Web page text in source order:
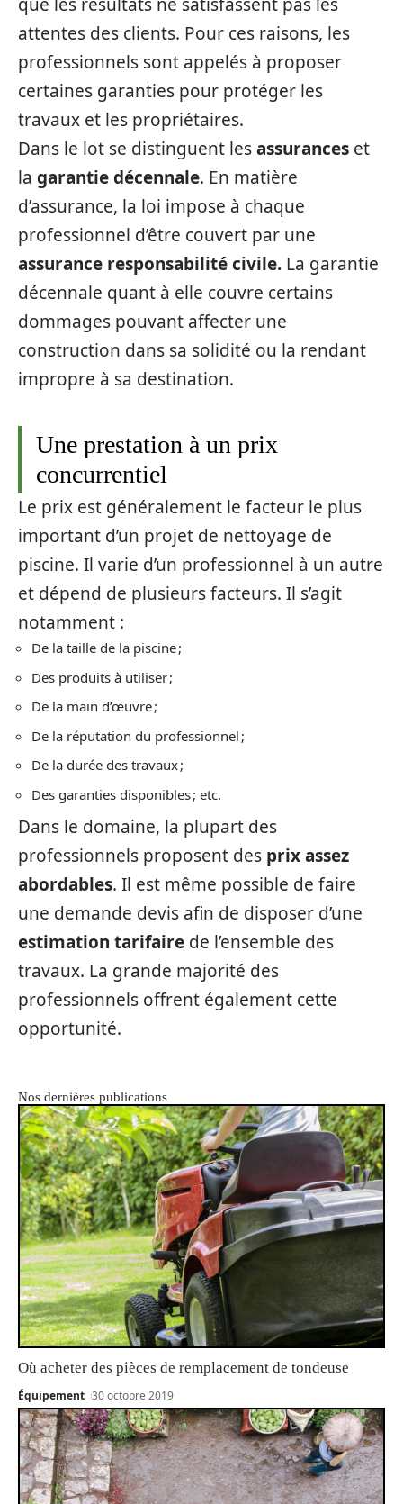
que les résultats ne satisfassent pas les
attentes des clients. Pour ces raisons, les
professionnels sont appelés à proposer
certaines garanties pour protéger les
travaux et les propriétaires.
Dans le lot se distinguent lesassurances et
la garantie décennale. En matière
d’assurance, la loi impose à chaque
professionnel d’être couvert par une
assurance responsabilité civile. La garantie
décennale quant à elle couvre certains
dommages pouvant affecter une
construction dans sa solidité ou la rendant
impropre à sa destination.
Une prestation à un prix
concurrentiel
Le prix est généralement le facteur le plus
important d’un projet de nettoyage de
piscine. Il varie d’un professionnel à un autre
et dépend de plusieurs facteurs. Il s’agit
notamment :
De la taille de la piscine ;
Des produits à utiliser ;
De la main d’œuvre ;
De la réputation du professionnel ;
De la durée des travaux ;
Des garanties disponibles ; etc.
Dans le domaine, la plupart des
professionnels proposent des prix assez
abordables. Il est même possible de faire
une demande devis afin de disposer d’une
estimation tarifaire de l’ensemble des
travaux. La grande majorité des
professionnels offrent également cette
opportunité.
Nos dernières publications
Où acheter des pièces de remplacement de tondeuse
Équipement 30 octobre 2019